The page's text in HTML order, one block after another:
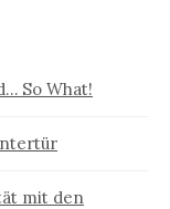
So What!
mit den